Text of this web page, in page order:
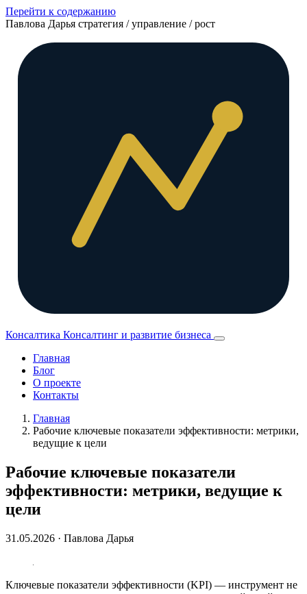
Перейти к содержанию
Павлова Дарья стратегия / управление / рост
Консалтика Консалтинг и развитие бизнеса
Главная
Блог
О проекте
Контакты
Главная
Рабочие ключевые показатели эффективности: метрики,
ведущие к цели
Рабочие ключевые показатели
эффективности: метрики, ведущие к
цели
31.05.2026 · Павлова Дарья
Ключевые показатели эффективности (KPI) — инструмент не